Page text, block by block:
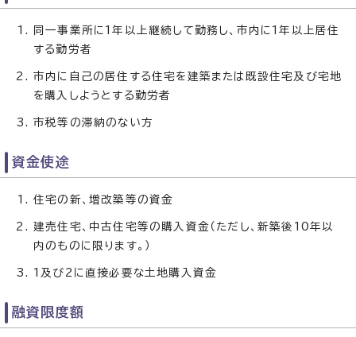
同一事業所に1年以上継続して勤務し、市内に1年以上居住
する勤労者
市内に自己の居住する住宅を建築または既設住宅及び宅地
を購入しようとする勤労者
市税等の滞納のない方
資金使途
住宅の新、増改築等の資金
建売住宅、中古住宅等の購入資金（ただし、新築後10年以
内のものに限ります。）
1及び2に直接必要な土地購入資金
融資限度額